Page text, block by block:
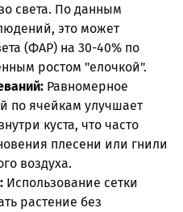
света. По данным
это может
(ФАР) на 30-40% по
ростом "елочкой".
Равномерное
по ячейкам улучшает
куста, что часто
плесени или гнили
воздуха.
Использование сетки
растение без